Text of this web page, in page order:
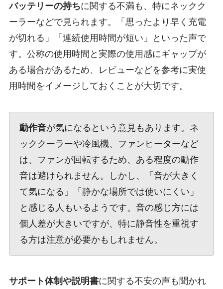
バッテリーの持ちに関する不満も、特にネックク
ーラーなどで見られます。「思ったより早く充電
が切れる」「連続使用時間が短い」といった声で
す。公称の使用時間と実際の使用感にギャップが
ある場合があるため、レビューなどを参考に実使
用時間をイメージしておくことが大切です。
動作音が気になるという意見もあります。ネ
ッククーラーや冷風機、ファンヒーターなど
は、ファンが回転するため、ある程度の動作
音は避けられません。しかし、「音が大きく
て気になる」「静かな場所では使いにくい」
と感じる人もいるようです。音の感じ方には
個人差が大きいですが、特に静音性を重視す
る方は注意が必要かもしれません。
サポート体制や説明書に関する不安の声も聞かれ